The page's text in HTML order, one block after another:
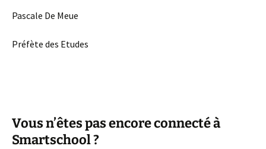
Pascale De Meue
Préfète des Etudes
Vous n’êtes pas encore connecté à
Smartschool ?